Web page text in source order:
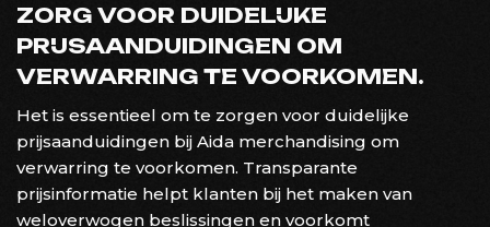
ZORG VOOR DUIDELIJKE
PRIJSAANDUIDINGEN OM
VERWARRING TE VOORKOMEN.
Het is essentieel om te zorgen voor duidelijke
prijsaanduidingen bij Aida merchandising om
verwarring te voorkomen. Transparante
prijsinformatie helpt klanten bij het maken van
weloverwogen beslissingen en voorkomt